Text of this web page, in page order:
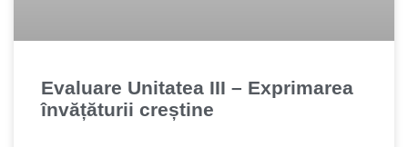
Evaluare Unitatea III – Exprimarea
învățăturii creștine